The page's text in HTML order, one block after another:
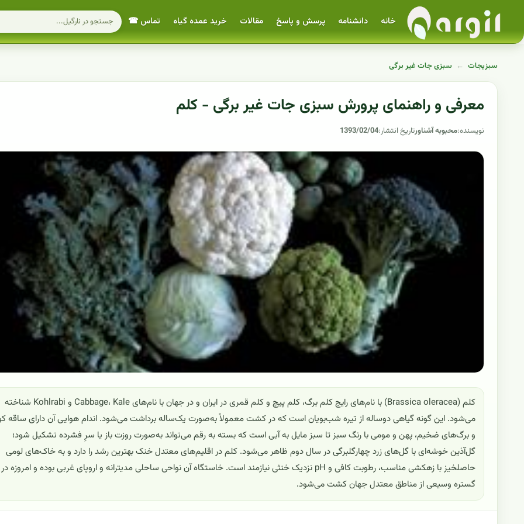
خانه دانشنامه پرسش و پاسخ مقالات خرید عمده گیاه تماس ☎
سبزیجات ← سبزی جات غیر برگی
معرفی و راهنمای پرورش سبزی جات غیر برگی - کلم
نویسنده:محبوبه آشناورتاریخ انتشار:1393/02/04
کلم (Brassica oleracea) با نام‌های رایج کلم برگ، کلم پیچ و کلم قمری در ایران و در جهان با نام‌های Cabbage، Kale و Kohlrabi شناخته
می‌شود. این گونه گیاهی دوساله از تیره شب‌بویان است که در کشت معمولاً به‌صورت یک‌ساله برداشت می‌شود. اندام هوایی آن دارای ساقه
و برگ‌های ضخیم، پهن و مومی با رنگ سبز تا سبز مایل به آبی است که بسته به رقم می‌تواند به‌صورت روزت باز یا سرِ فشرده تشکیل شود؛
گل‌آذین خوشه‌ای با گل‌های زرد چهارگلبرگی در سال دوم ظاهر می‌شود. کلم در اقلیم‌های معتدل خنک بهترین رشد را دارد و به خاک‌های لومی
حاصلخیز با زهکشی مناسب، رطوبت کافی و pH نزدیک خنثی نیازمند است. خاستگاه آن نواحی ساحلی مدیترانه و اروپای غربی بوده و امروزه در
گستره وسیعی از مناطق معتدل جهان کشت می‌شود.